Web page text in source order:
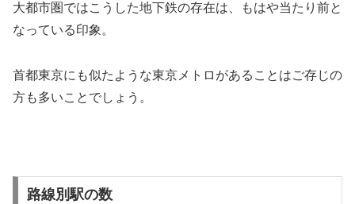
大都市圏ではこうした地下鉄の存在は、もはや当たり前と
なっている印象。
首都東京にも似たような東京メトロがあることはご存じの
方も多いことでしょう。
路線別駅の数